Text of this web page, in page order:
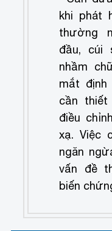
khi phát
thường
đầu, cúi
nhầm
mắt
cần
điều
xạ. Việc
ngăn
vấn đề
biến